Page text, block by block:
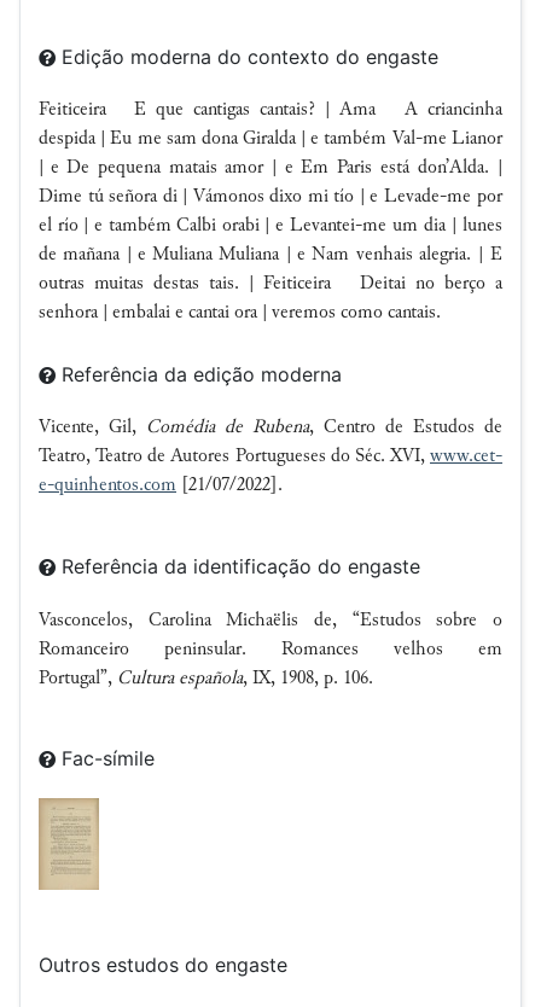
Edição moderna do contexto do engaste
Feiticeira E que cantigas cantais? | Ama A criancinha
despida | Eu me sam donaGiralda | e também Val-me Lianor
e De pequena matais amor | e Em Paris está don’Alda. |
Dime tú señora di | Vámonos dixo mi tío | e Levade-me por
el río | e também Calbi orabi | e Levantei-me um dia | lunes
de mañana | e Muliana Muliana | e Nam venhais alegria. | E
outras muitas destas tais. | Feiticeira Deitai no berço a
senhora | embalai e cantai ora | veremos como cantais.
Referência da edição moderna
Vicente, Gil, Comédia de Rubena, Centro de Estudos de
Teatro, Teatro de Autores Portugueses do Séc. XVI, www.cet-
e-quinhentos.com [21/07/2022].
Referência da identificação do engaste
Vasconcelos, Carolina Michaëlis de, “Estudos sobre o
Romanceiro peninsular. Romances velhos em
Portugal”, Cultura española, IX, 1908, p. 106.
Fac-símile
Outros estudos do engaste